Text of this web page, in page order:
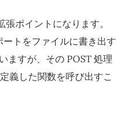
ポイントになります。
ートをファイルに書き出す
ますが、その POST 処理
義した関数を呼び出すこ